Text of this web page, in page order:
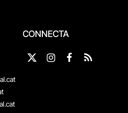
CONNECTA
X
Instagram
Facebook
RSS